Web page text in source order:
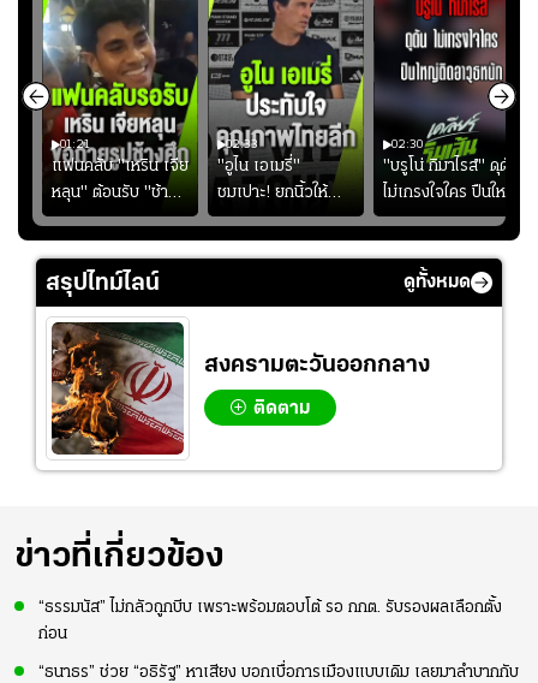
01:21
แฟนคลับ "เหริน เจีย
หลุน" ต้อนรับ "ช้าง
ศึก" กลับบ้าน
02:33
"อูไน เอเมรี่"
ชมเปาะ! ยกนิ้วให้
แท็กติกบีจี แฮปปี้
สุดๆ กับการเยือนไทย
02:30
"บรูโน่ กิมาไรส์" ดุดัน
ไม่เกรงใจใคร ปืนใหญ่
เสิรมอาวุธหนัก
สรุปไทม์ไลน์ ดูทั้งหมด
สงครามตะวันออกกลาง
ติดตาม
ข่าวที่เกี่ยวข้อง
“ธรรมนัส” ไม่กลัวถูกบีบ เพราะพร้อมตอบโต้ รอ กกต. รับรองผลเลือกตั้ง
ก่อน
“ธนาธร” ช่วย “อธิรัฐ” หาเสียง บอกเบื่อการเมืองแบบเดิม เลยมาลำบากกับ